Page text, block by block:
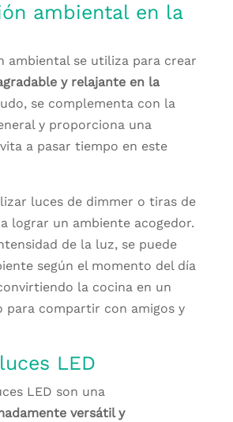
ambiental en la
ambiental se utiliza para crear
y relajante en la
se complementa con la
y proporciona una
a pasar tiempo en este
luces de dimmer o tiras de
lograr un ambiente acogedor.
de la luz, se puede
según el momento del día
la cocina en un
para compartir con amigos y
LED
LED son una
versátil y